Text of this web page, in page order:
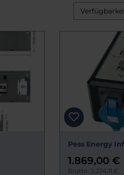
Pess Energy
1.869,00 €
Brutto: 2.224,11 €